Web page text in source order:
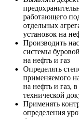
работающего
отдельных
установок на
Производить
системы
на нефть и газ
Определять
применяемого
на нефть и газ,
технической
Применять
определения